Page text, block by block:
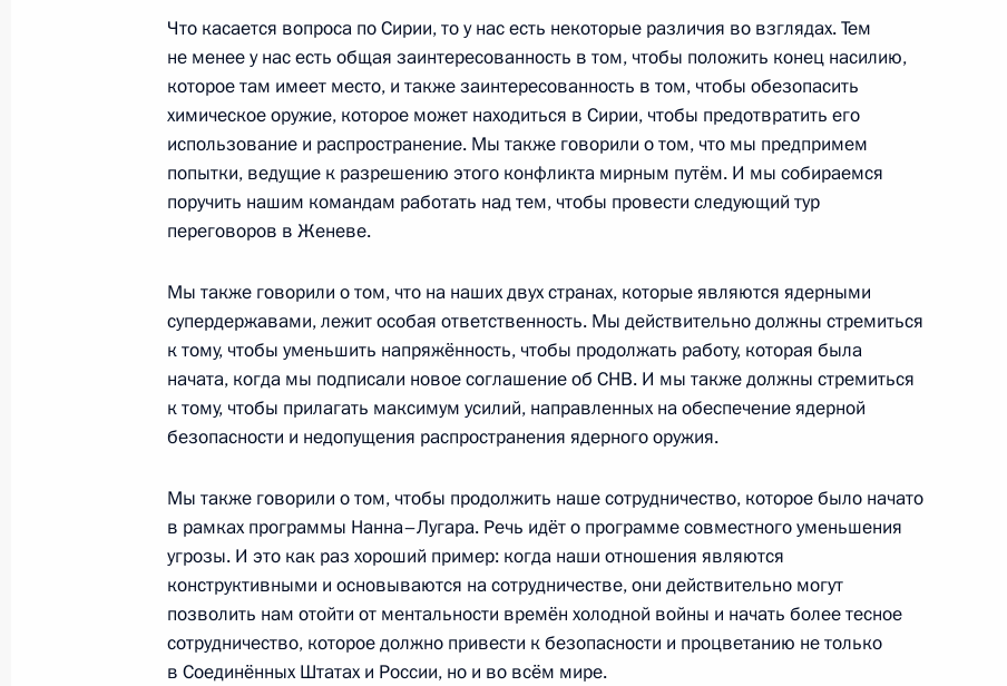
18 июня 2013 года, вторник
Пресс-конференция по итогам встречи глав государств
и правительств «Группы восьми»
18 июня 2013 года, 19:40 Лох-Эрн
17 июня 2013 года, понедельник
Встреча с Президентом США Бараком Обамой
17 июня 2013 года, 23:45 Лох-Эрн
16 июня 2013 года, воскресенье
Встреча с Премьер-министром Великобритании Дэвидом
Кэмероном
16 июня 2013 года, 20:30 Лондон
Что касается вопроса по Сирии, то у нас есть некоторые различия во взглядах. Тем
не менее у нас есть общая заинтересованность в том, чтобы положить конец насилию,
которое там имеет место, и также заинтересованность в том, чтобы обезопасить
химическое оружие, которое может находиться в Сирии, чтобы предотвратить его
использование и распространение. Мы также говорили о том, что мы предпримем
попытки, ведущие к разрешению этого конфликта мирным путём. И мы собираемся
поручить нашим командам работать над тем, чтобы провести следующий тур
переговоров в Женеве.
Мы также говорили о том, что на наших двух странах, которые являются ядерными
супердержавами, лежит особая ответственность. Мы действительно должны стремиться
к тому, чтобы уменьшить напряжённость, чтобы продолжать работу, которая была
начата, когда мы подписали новое соглашение об СНВ. И мы также должны стремиться
к тому, чтобы прилагать максимум усилий, направленных на обеспечение ядерной
безопасности и недопущения распространения ядерного оружия.
Мы также говорили о том, чтобы продолжить наше сотрудничество, которое было начато
в рамках программы Нанна–Лугара. Речь идёт о программе совместного уменьшения
угрозы. И это как раз хороший пример: когда наши отношения являются
конструктивными и основываются на сотрудничестве, они действительно могут
позволить нам отойти от ментальности времён холодной войны и начать более тесное
сотрудничество, которое должно привести к безопасности и процветанию не только
в Соединённых Штатах и России, но и во всём мире.